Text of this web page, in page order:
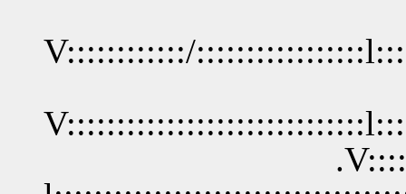
V::::::::::::/